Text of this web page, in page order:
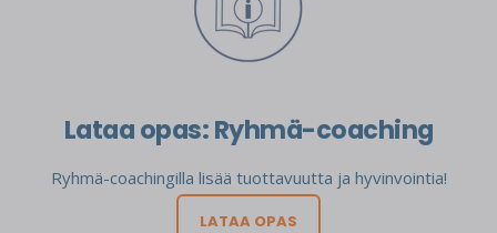
Lataa opas: Ryhmä-coaching
Ryhmä-coachingilla lisää tuottavuutta ja hyvinvointia!
LATAA OPAS